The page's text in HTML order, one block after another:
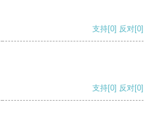
支持[0] 反对[0]
支持[0] 反对[0]